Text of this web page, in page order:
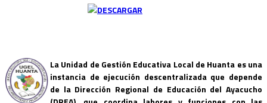
La Unidad de Gestión Educativa Local de Huanta es una
instancia de ejecución descentralizada que depende
de la Dirección Regional de Educación del Ayacucho